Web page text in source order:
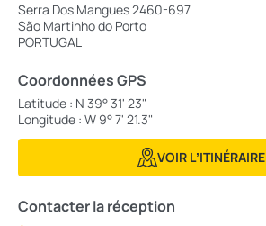
Serra Dos Mangues 2460-697
São Martinho do Porto
PORTUGAL
Coordonnées GPS
Latitude : N 39° 31' 23"
Longitude : W 9° 7' 21.3"
VOIR LʼITINÉRAIRE
Contacter la réception